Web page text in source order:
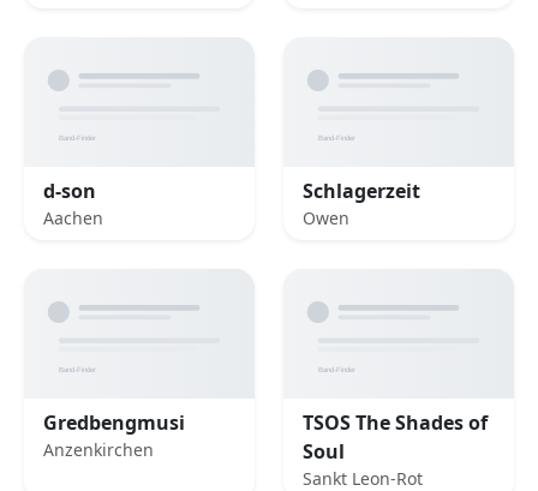
d-son
Aachen
Schlagerzeit
Owen
Gredbengmusi
Anzenkirchen
TSOS The Shades of
Soul
Sankt Leon-Rot